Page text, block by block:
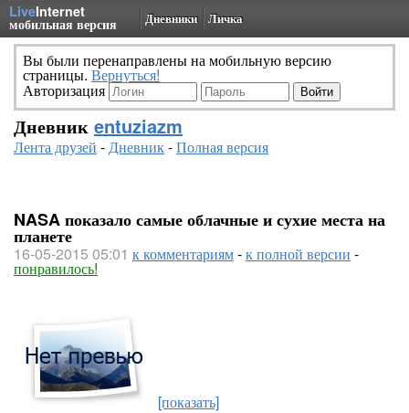
LiveInternet
мобильная версия Дневники Личка
Вы были перенаправлены на мобильную версию
страницы. Вернуться!
Авторизация
Дневник entuziazm
Лента друзей -Дневник-Полная версия
NASA показало самые облачные и сухие места на
планете
16-05-2015 05:01 к комментариям-к полной версии -
понравилось!
[показать]